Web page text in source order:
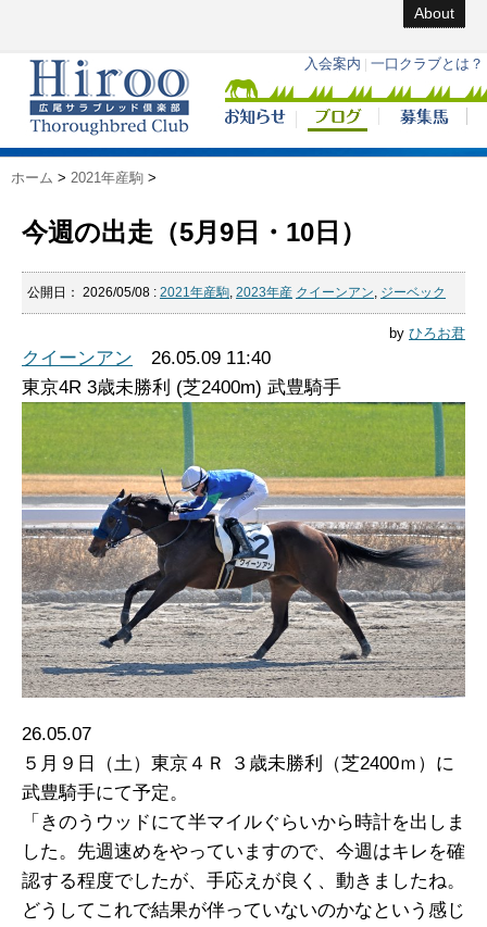
About
ホーム > 2021年産駒 >
今週の出走（5月9日・10日）
公開日： 2026/05/08 : 2021年産駒, 2023年産 クイーンアン, ジーベック
by ひろお君
クイーンアン 26.05.09 11:40
東京4R 3歳未勝利 (芝2400m) 武豊騎手
26.05.07
５月９日（土）東京４Ｒ ３歳未勝利（芝2400ｍ）に
武豊騎手にて予定。
「きのうウッドにて半マイルぐらいから時計を出しま
した。先週速めをやっていますので、今週はキレを確
認する程度でしたが、手応えが良く、動きましたね。
どうしてこれで結果が伴っていないのかなという感じ